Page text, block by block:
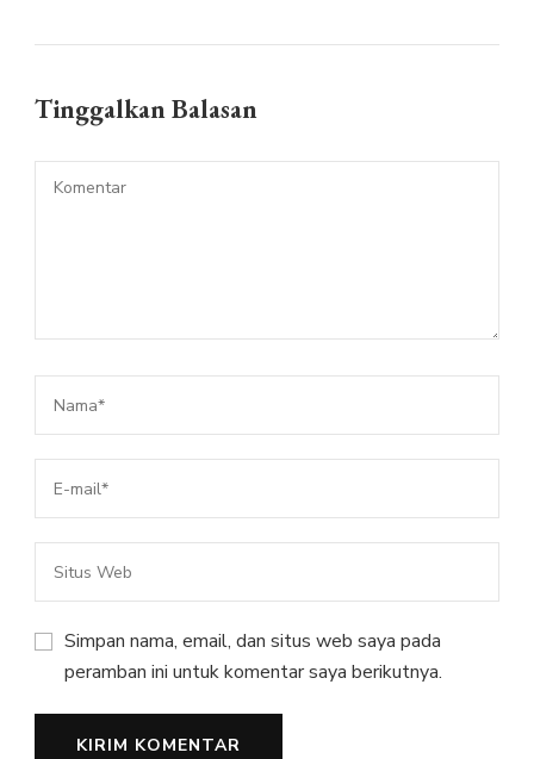
Tinggalkan Balasan
Simpan nama, email, dan situs web saya pada
peramban ini untuk komentar saya berikutnya.